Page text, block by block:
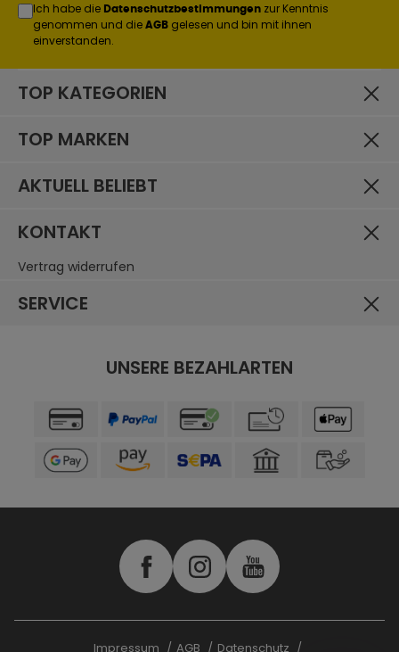
Ich habe die Datenschutzbestimmungen zur Kenntnis
genommen und die AGB gelesen und bin mit ihnen
einverstanden.
TOP KATEGORIEN
TOP MARKEN
AKTUELL BELIEBT
KONTAKT
Vertrag widerrufen
SERVICE
UNSERE BEZAHLARTEN
Impressum AGB Datenschutz